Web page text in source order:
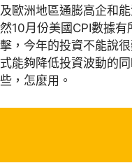
歐洲地區通膨高企和
10月份美國CPI數據
，今年的投資不能說
能夠降低投資波動的
，怎麼用。